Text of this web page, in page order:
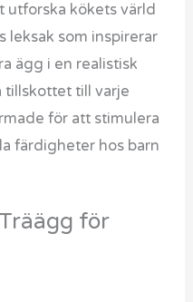
utforska kökets värld
leksak som inspirerar
ägg i en realistisk
tillskottet till varje
för att stimulera
färdigheter hos barn
för